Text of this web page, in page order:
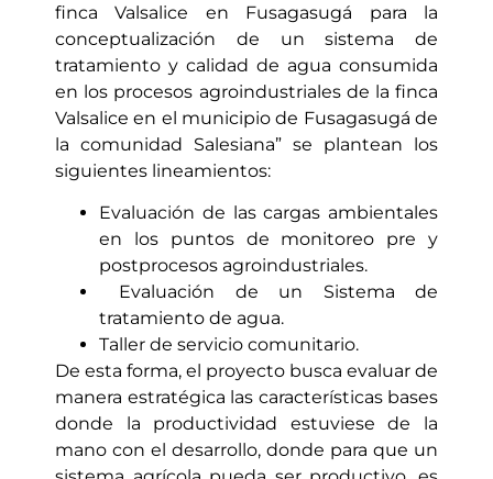
finca Valsalice en Fusagasugá para la
conceptualización de un sistema de
tratamiento y calidad de agua consumida
en los procesos agroindustriales de la finca
Valsalice en el municipio de Fusagasugá de
la comunidad Salesiana” se plantean los
siguientes lineamientos:
Evaluación de las cargas ambientales
en los puntos de monitoreo pre y
postprocesos agroindustriales.
Evaluación de un Sistema de
tratamiento de agua.
Taller de servicio comunitario.
De esta forma, el proyecto busca evaluar de
manera estratégica las características bases
donde la productividad estuviese de la
mano con el desarrollo, donde para que un